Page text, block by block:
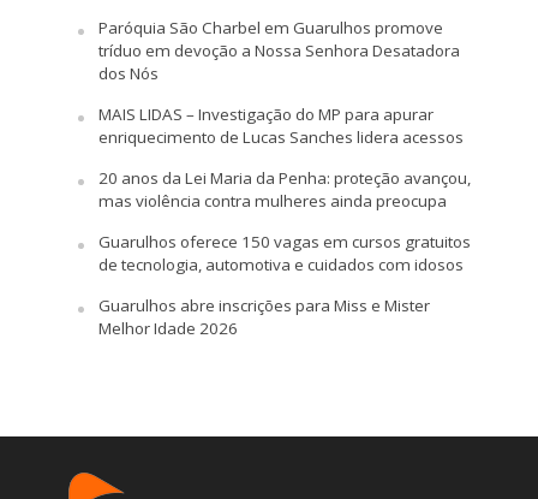
Paróquia São Charbel em Guarulhos promove
tríduo em devoção a Nossa Senhora Desatadora
dos Nós
MAIS LIDAS – Investigação do MP para apurar
enriquecimento de Lucas Sanches lidera acessos
20 anos da Lei Maria da Penha: proteção avançou,
mas violência contra mulheres ainda preocupa
Guarulhos oferece 150 vagas em cursos gratuitos
de tecnologia, automotiva e cuidados com idosos
Guarulhos abre inscrições para Miss e Mister
Melhor Idade 2026